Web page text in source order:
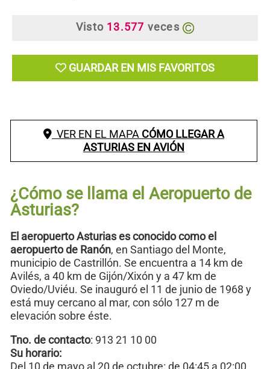
Visto 13.577 veces
GUARDAR EN MIS FAVORITOS
VER EN EL MAPA CÓMO LLEGAR A
ASTURIAS EN AVIÓN
¿Cómo se llama el Aeropuerto de
Asturias?
El aeropuerto Asturias es conocido como el
aeropuerto de Ranón, en Santiago del Monte,
municipio de Castrillón. Se encuentra a 14 km de
Avilés, a 40 km de Gijón/Xixón y a 47 km de
Oviedo/Uviéu. Se inauguró el 11 de junio de 1968 y
está muy cercano al mar, con sólo 127 m de
elevación sobre éste.
Tno. de contacto: 913 21 10 00
Su horario:
Del 10 de mayo al 20 de octubre: de 04:45 a 02:00